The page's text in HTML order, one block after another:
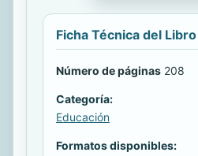
Ficha Técnica del Libro
Número de páginas 208
Categoría:
Educación
Formatos disponibles: